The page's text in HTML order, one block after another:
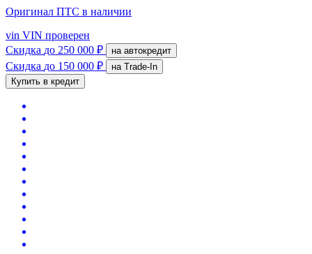
Оригинал ПТС в наличии
vin VIN проверен
Скидка до 250 000 ₽ на автокредит
Скидка до 150 000 ₽
на Trade-In
Купить в кредит